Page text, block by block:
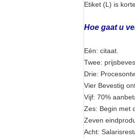
Etiket (L) is
Hoe gaat u
Eén: citaat.
Twee:
Drie:
Vier Bevestig
Vijf: 70%
Zes: Begin met
Zeven
Acht: